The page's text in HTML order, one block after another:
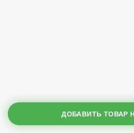
ДОБАВИТЬ ТОВАР